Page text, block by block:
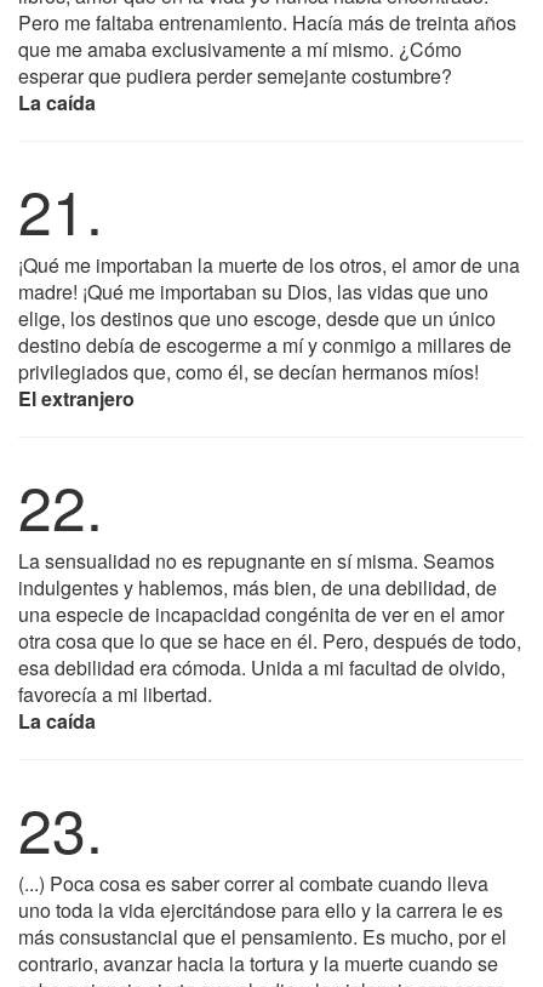
Pero me faltaba entrenamiento. Hacía más de treinta años
que me amaba exclusivamente a mí mismo. ¿Cómo
esperar que pudiera perder semejante costumbre?
La caída
21.
¡Qué me importaban la muerte de los otros, el amor de una
madre! ¡Qué me importaban su Dios, las vidas que uno
elige, los destinos que uno escoge, desde que un único
destino debía de escogerme a mí y conmigo a millares de
privilegiados que, como él, se decían hermanos míos!
El extranjero
22.
La sensualidad no es repugnante en sí misma. Seamos
indulgentes y hablemos, más bien, de una debilidad, de
una especie de incapacidad congénita de ver en el amor
otra cosa que lo que se hace en él. Pero, después de todo,
esa debilidad era cómoda. Unida a mi facultad de olvido,
favorecía a mi libertad.
La caída
23.
(...) Poca cosa es saber correr al combate cuando lleva
uno toda la vida ejercitándose para ello y la carrera le es
más consustancial que el pensamiento. Es mucho, por el
contrario, avanzar hacia la tortura y la muerte cuando se